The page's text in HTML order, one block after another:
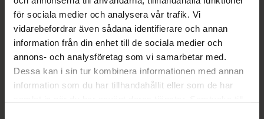
för sociala medier och analysera vår trafik. Vi
vidarebefordrar även sådana identifierare och annan
information från din enhet till de sociala medier och
annons- och analysföretag som vi samarbetar med.
Dessa kan i sin tur kombinera informationen med annan
information som du har tillhandahållit eller som de har
överflödig olja – för en slät, glansfri makeup
som håller hela dagen. Produkten är vegansk
och innehåller återvunna ingredienser.
Förpackningen är tillverkad av återvunnet och
återvinningsbart material.
EAN:06412600846973
Kategorier: